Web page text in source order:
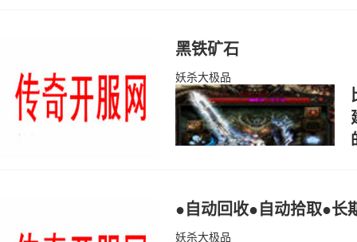
秒杀；要么全
黑铁矿石
妖杀大极品
●自动回收●自动拾取●长
妖杀大极品